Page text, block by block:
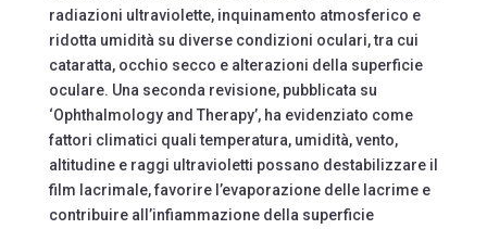
radiazioni ultraviolette, inquinamento atmosferico e
ridotta umidità su diverse condizioni oculari, tra cui
cataratta, occhio secco e alterazioni della superficie
oculare. Una seconda revisione, pubblicata su
‘Ophthalmology and Therapy’, ha evidenziato come
fattori climatici quali temperatura, umidità, vento,
altitudine e raggi ultravioletti possano destabilizzare il
film lacrimale, favorire l’evaporazione delle lacrime e
contribuire all’infiammazione della superficie